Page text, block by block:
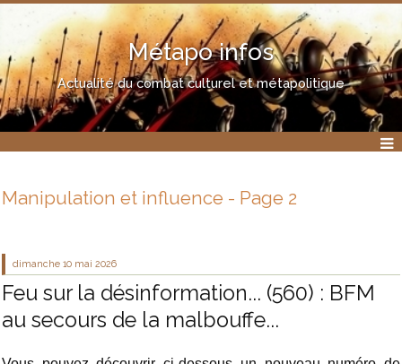
Métapo infos
Actualité du combat culturel et métapolitique
Manipulation et influence - Page 2
dimanche 10 mai 2026
Feu sur la désinformation... (560) : BFM
au secours de la malbouffe...